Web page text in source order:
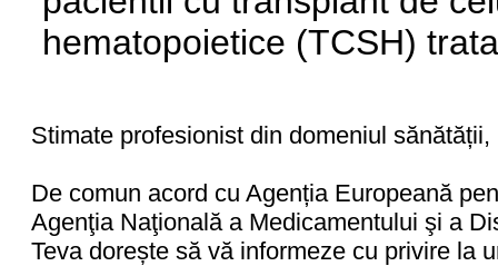
hematopoietice (TCSH)
Stimate profesionist din domeniul sănătății,
De comun acord cu Agenția Europeană
Agenţia Naţională a Medicamentului şi a
Teva dorește să vă informeze cu privire la